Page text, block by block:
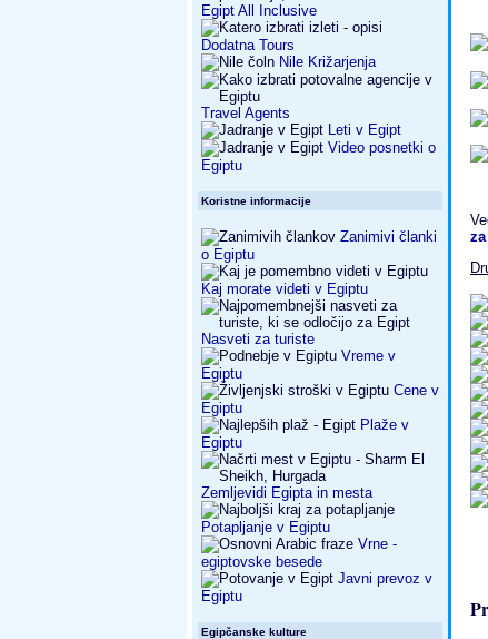
Egipt All Inclusive
Dodatna Tours
Nile Križarjenja
Travel Agents
Leti v Egipt
Video posnetki o
Egiptu
Koristne informacije
Zanimivi članki
o Egiptu
Kaj morate videti v Egiptu
Nasveti za turiste
Vreme v
Egiptu
Cene v
Egiptu
Plaže v
Egiptu
Zemljevidi Egipta in mesta
Potapljanje v Egiptu
Vrne -
egiptovske besede
Javni prevoz v
Egiptu
Egipčanske kulture